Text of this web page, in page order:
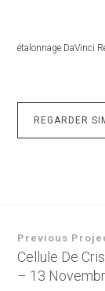
étalonnage DaVinci
REGARDER
Previous
Cellule De
– 13